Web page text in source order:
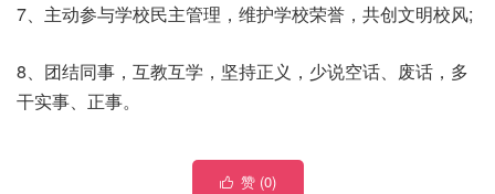
7、主动参与学校民主管理，维护学校荣誉，共创文明校风;
8、团结同事，互教互学，坚持正义，少说空话、废话，多
干实事、正事。
 赞 (0)